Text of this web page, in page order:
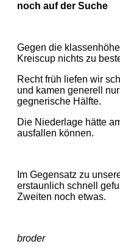
noch auf der Suche
Gegen die
Kreiscup nichts zu
Recht früh liefen wir
und kamen generell
gegnerische Hälfte.
Die Niederlage hätte
ausfallen können.
Im Gegensatz zu
erstaunlich schnell
Zweiten noch etwas.
broder